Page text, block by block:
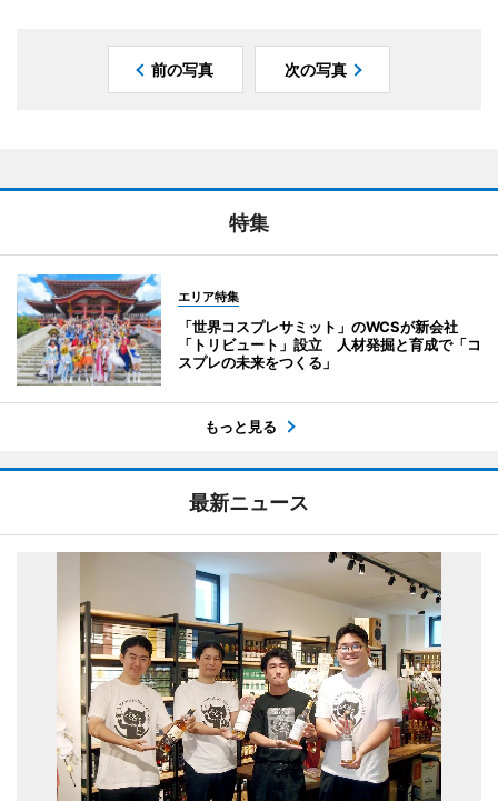
前の写真 次の写真
特集
エリア特集
「世界コスプレサミット」のWCSが新会社
「トリビュート」設立 人材発掘と育成で「コ
スプレの未来をつくる」
もっと見る
最新ニュース